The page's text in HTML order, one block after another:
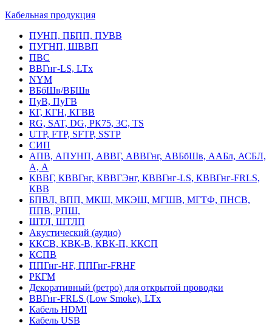
Кабельная продукция
ПУНП, ПБПП, ПУВВ
ПУГНП, ШВВП
ПВС
ВВГнг-LS, LTx
NYM
ВБбШв/ВБШв
ПуВ, ПуГВ
КГ, КГН, КГВВ
RG, SAT, DG, РК75, 3С, TS
UTP, FTP, SFTP, SSTP
СИП
АПВ, АПУНП, АВВГ, АВВГнг, АВБбШв, ААБл, АСБЛ,
А, А
КВВГ, КВВГнг, КВВГЭнг, КВВГнг-LS, КВВГнг-FRLS,
КВВ
БПВЛ, ВПП, МКШ, МКЭШ, МГШВ, МГТФ, ПНСВ,
ППВ, РПШ,
ШТЛ, ШТЛП
Акустический (аудио)
ККСВ, КВК-В, КВК-П, ККСП
КСПВ
ППГнг-HF, ППГнг-FRHF
РКГМ
Декоративный (ретро) для открытой проводки
ВВГнг-FRLS (Low Smoke), LTx
Кабель HDMI
Кабель USB